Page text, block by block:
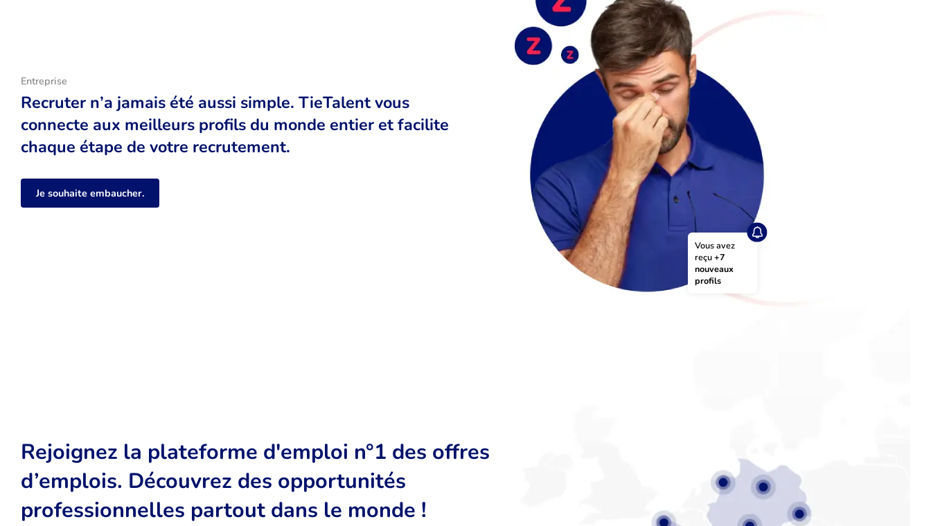
Vous avez
reçu +7
nouveaux
profils
Entreprise
Recruter n’a jamais été aussi simple. TieTalent vous
connecte aux meilleurs profils du monde entier et facilite
chaque étape de votre recrutement.
Je souhaite embaucher.
Rejoignez la plateforme d'emploi n°1 des offres
d’emplois. Découvrez des opportunités
professionnelles partout dans le monde !